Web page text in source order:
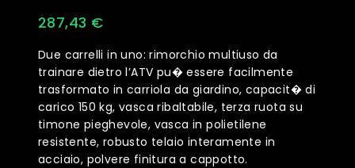
287,43 €
Due carrelli in uno: rimorchio multiuso da
trainare dietro l’ATV pu� essere facilmente
trasformato in carriola da giardino, capacit� di
carico 150 kg, vasca ribaltabile, terza ruota su
timone pieghevole, vasca in polietilene
resistente, robusto telaio interamente in
acciaio, polvere finitura a cappotto.